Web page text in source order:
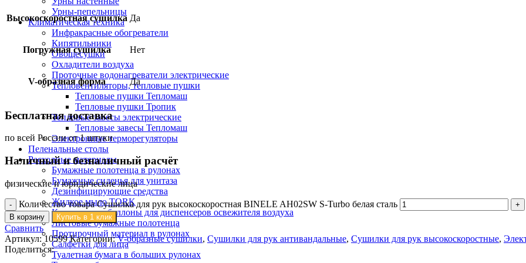
Урны-пепельницы
Климатическая техника
Инфракрасные обогреватели
Кипятильники
Овощесушки
Охладители воздуха
Проточные водонагреватели электрические
Тепловентиляторы, тепловые пушки
Тепловые пушки Тепломаш
Тепловые пушки Тропик
Тепловые завесы электрические
Тепловые завесы Тепломаш
Электронные терморегуляторы
Пеленальные столы
Расходные материалы
Бумажные полотенца в рулонах
Бумажные сиденья для унитаза
Дезинфицирующие средства
Жидкое мыло TORK
Картриджи и баллоны для диспенсеров освежителя воздуха
Листовые бумажные полотенца
Протирочный материал в рулонах
Салфетки для лица
Туалетная бумага в больших рулонах
Высокоскоростная сушилка Да
Погружная сушилка Нет
V-образная форма Да
Бесплатная доставка
по всей России от 1 штуки
Наличный и безналичный расчёт
физические и юридические лица
Количество товара Сушилка для рук высокоскоростная BINELE AH02SW S-Turbo белая сталь
В корзину Купить в 1 клик
Сравнить
Артикул:10599Категории: V-образные сушилки, Сушилки для рук антивандальные, Сушилки для рук высокоскоростные,
Поделиться: